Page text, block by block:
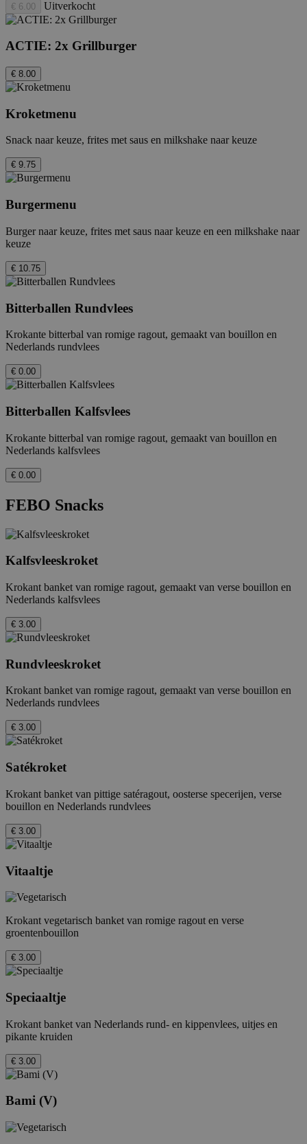
€ 6.00 Uitverkocht
ACTIE: 2x Grillburger
€ 8.00
Kroketmenu
Snack naar keuze, frites met saus en milkshake naar keuze
€ 9.75
Burgermenu
Burger naar keuze, frites met saus naar keuze en een milkshake naar
keuze
€ 10.75
Bitterballen Rundvlees
Krokante bitterbal van romige ragout, gemaakt van bouillon en
Nederlands rundvlees
€ 0.00
Bitterballen Kalfsvlees
Krokante bitterbal van romige ragout, gemaakt van bouillon en
Nederlands kalfsvlees
€ 0.00
FEBO Snacks
Kalfsvleeskroket
Krokant banket van romige ragout, gemaakt van verse bouillon en
Nederlands kalfsvlees
€ 3.00
Rundvleeskroket
Krokant banket van romige ragout, gemaakt van verse bouillon en
Nederlands rundvlees
€ 3.00
Satékroket
Krokant banket van pittige satéragout, oosterse specerijen, verse
bouillon en Nederlands rundvlees
€ 3.00
Vitaaltje
Krokant vegetarisch banket van romige ragout en verse
groentenbouillon
€ 3.00
Speciaaltje
Krokant banket van Nederlands rund- en kippenvlees, uitjes en
pikante kruiden
€ 3.00
Bami (V)